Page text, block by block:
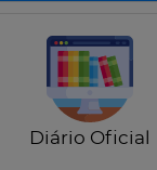
Diário Oficial